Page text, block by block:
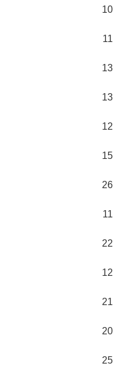
10
11
13
13
12
15
26
11
22
12
21
20
25